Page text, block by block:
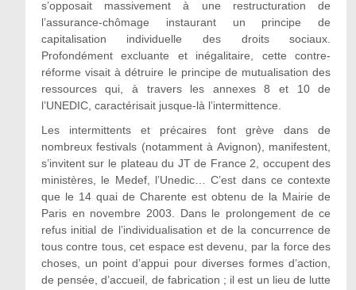
s’opposait massivement à une restructuration de
l’assurance-chômage instaurant un principe de
capitalisation individuelle des droits sociaux.
Profondément excluante et inégalitaire, cette contre-
réforme visait à détruire le principe de mutualisation des
ressources qui, à travers les annexes 8 et 10 de
l’UNEDIC, caractérisait jusque-là l’intermittence.
Les intermittents et précaires font grève dans de
nombreux festivals (notamment à Avignon), manifestent,
s’invitent sur le plateau du JT de France 2, occupent des
ministères, le Medef, l’Unedic… C’est dans ce contexte
que le 14 quai de Charente est obtenu de la Mairie de
Paris en novembre 2003. Dans le prolongement de ce
refus initial de l’individualisation et de la concurrence de
tous contre tous, cet espace est devenu, par la force des
choses, un point d’appui pour diverses formes d’action,
de pensée, d’accueil, de fabrication ; il est un lieu de lutte